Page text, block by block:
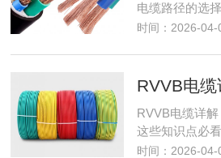
电缆路径的选
时间：2026-04-
RVVB电缆详解
这些知识点必
时间：2026-04-